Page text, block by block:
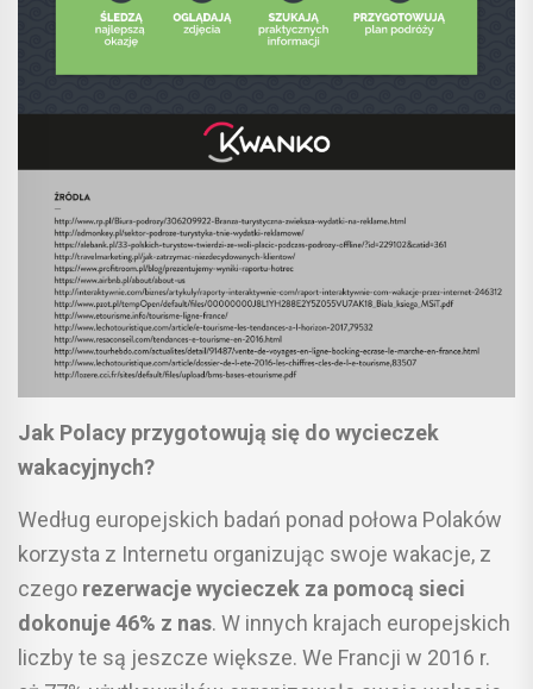
Jak Polacy przygotowują się do wycieczek
wakacyjnych?
Według europejskich badań ponad połowa Polaków
korzysta z Internetu organizując swoje wakacje, z
czego rezerwacje wycieczek za pomocą sieci
dokonuje 46% z nas. W innych krajach europejskich
liczby te są jeszcze większe. We Francji w 2016 r.